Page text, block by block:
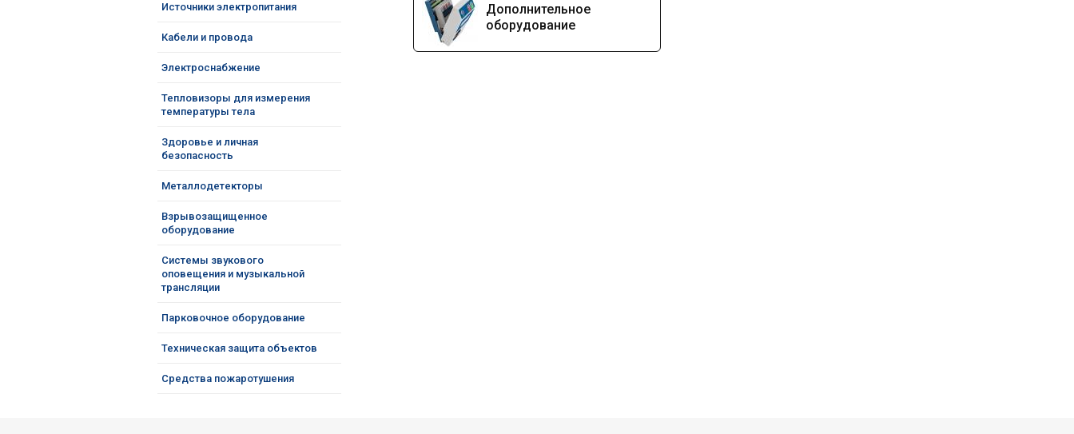
Дополнительное
оборудование
Источники электропитания
Кабели и провода
Электроснабжение
Тепловизоры для измерения
температуры тела
Здоровье и личная
безопасность
Металлодетекторы
Взрывозащищенное
оборудование
Системы звукового
оповещения и музыкальной
трансляции
Парковочное оборудование
Техническая защита объектов
Средства пожаротушения